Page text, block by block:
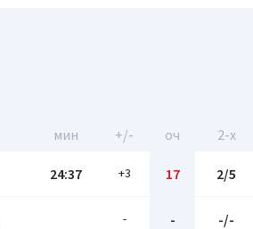
мин +/- оч 2-x
24:37 +3 17 2/5
- - -/-